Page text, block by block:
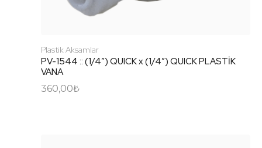
Plastik Aksamlar
PV-1544 :: (1/4″) QUICK x (1/4″) QUICK PLASTİK
VANA
360,00₺